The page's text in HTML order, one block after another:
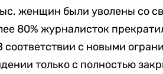
женщин были уволены со
80% журналисток
соответствии с новыми
только с полностью